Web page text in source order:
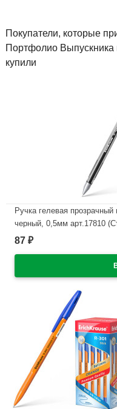
Покупатели, которые
Портфолио Выпускника
купили
Ручка гелевая
черный, 0,5мм арт.17810
В наличии
87 ₽